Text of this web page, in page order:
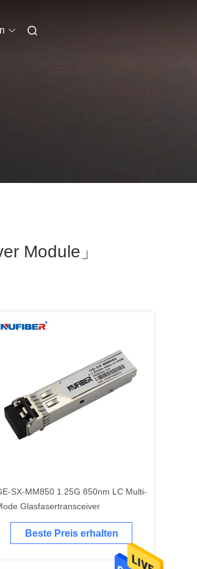
Module」
SX-MM850 1.25G 850nm LC Multi-
Glasfasertransceiver
Beste Preis erhalten